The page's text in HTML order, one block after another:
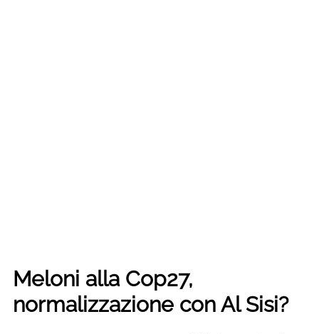
Meloni alla Cop27,
normalizzazione con Al Sisi?